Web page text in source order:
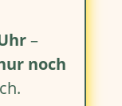
–
noch